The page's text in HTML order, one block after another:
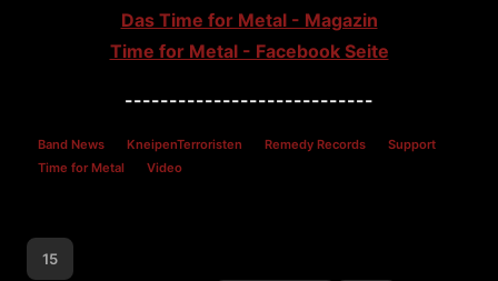
Das Time for Metal - Magazin
Time for Metal - Facebook Seite
----------------------------
Band News KneipenTerroristen Remedy Records
Support
Time for Metal
Video
15